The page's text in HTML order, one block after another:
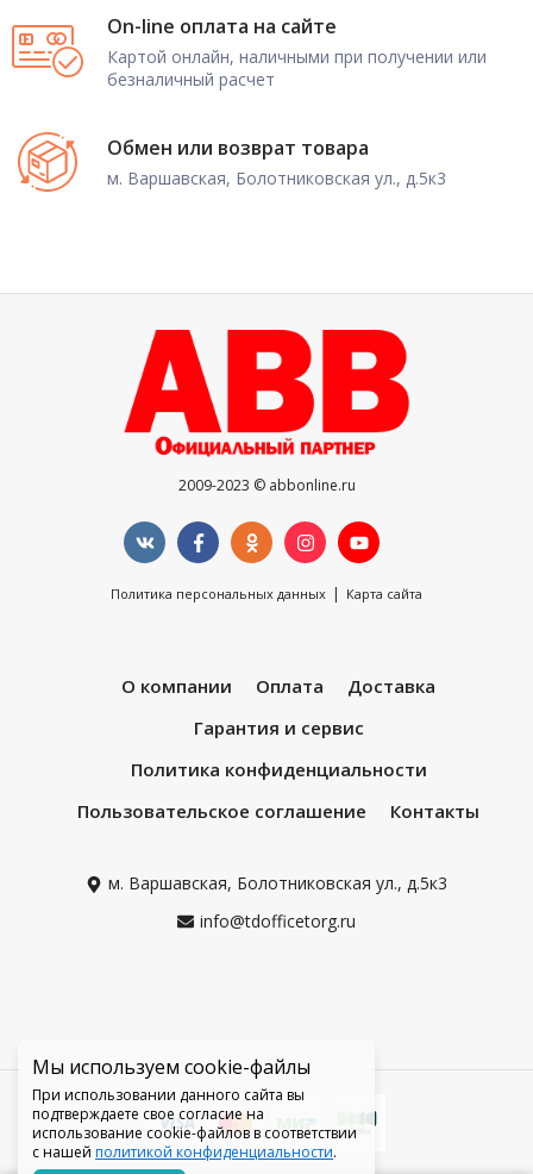
Мы используем cookie-файлы
При использовании данного сайта вы
подтверждаете свое согласие на
использование cookie-файлов в соответствии
с нашей политикой конфиденциальности.
On-line оплата на сайте
Картой онлайн, наличными при получении или
безналичный расчет
Обмен или возврат товара
м. Варшавская, Болотниковская ул., д.5к3
2009-2023 © abbonline.ru
Политика персональных данных | Карта сайта
О компании Оплата
Доставка
Гарантия и сервис
Политика конфиденциальности
Пользовательское соглашение
Контакты
м. Варшавская, Болотниковская ул., д.5к3
info@tdofficetorg.ru